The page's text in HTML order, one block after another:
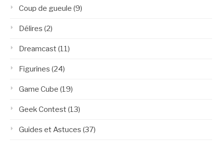
Coup de gueule (9)
Délires (2)
Dreamcast(11)
Figurines (24)
Game Cube (19)
Geek Contest(13)
Guides et Astuces (37)